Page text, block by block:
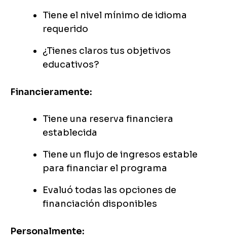
Tiene el nivel mínimo de idioma
requerido
¿Tienes claros tus objetivos
educativos?
Financieramente:
Tiene una reserva financiera
establecida
Tiene un flujo de ingresos estable
para financiar el programa
Evaluó todas las opciones de
financiación disponibles
Personalmente: